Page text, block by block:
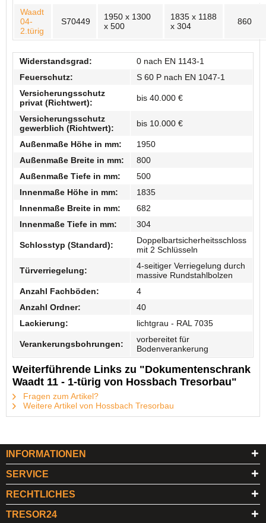
Waadt
04-
2.türig
S70449
1950 x 1300
x 500
1835 x 1188
x 304
860
Widerstandsgrad:
0 nach EN 1143-1
Feuerschutz:
S 60 P nach EN 1047-1
Versicherungsschutz
privat (Richtwert):
bis 40.000 €
Versicherungsschutz
gewerblich (Richtwert):
bis 10.000 €
Außenmaße Höhe in mm:
1950
Außenmaße Breite in mm:
800
Außenmaße Tiefe in mm:
500
Innenmaße Höhe in mm:
1835
Innenmaße Breite in mm:
682
Innenmaße Tiefe in mm:
304
Schlosstyp (Standard):
Doppelbartsicherheitsschloss
mit 2 Schlüsseln
Türverriegelung:
4-seitiger Verriegelung durch
massive Rundstahlbolzen
Anzahl Fachböden:
4
Anzahl Ordner:
40
Lackierung:
lichtgrau - RAL 7035
Verankerungsbohrungen:
vorbereitet für
Bodenverankerung
Weiterführende Links zu "Dokumentenschrank
Waadt 11 - 1-türig von Hossbach Tresorbau"
Fragen zum Artikel?
Weitere Artikel von Hossbach Tresorbau
INFORMATIONEN
SERVICE
RECHTLICHES
TRESOR24